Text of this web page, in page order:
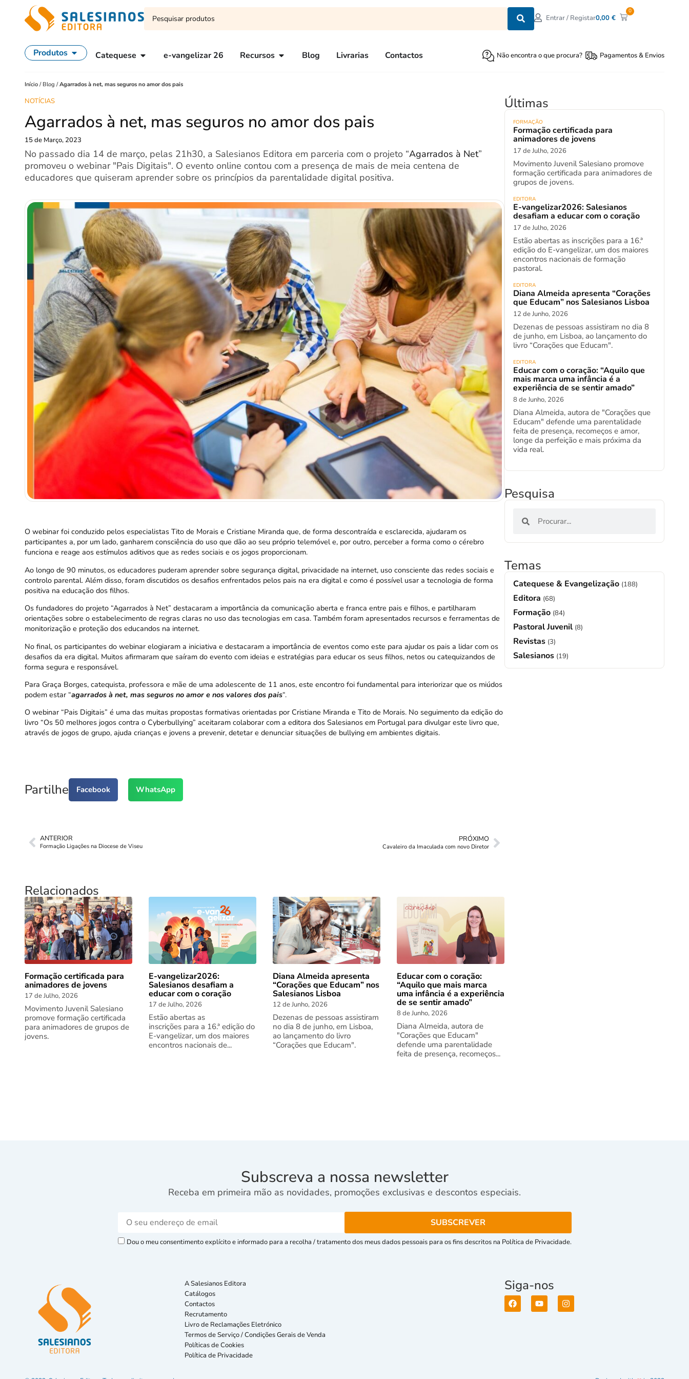
Entrar / Registar0,00€
0
Produtos Catequese e-vangelizar 26 Recursos Blog Livrarias Contactos Não encontra o que procura? Pagamentos & Envios
Início / Blog /Agarrados à net, mas seguros no amor dos pais
NOTÍCIAS
Agarrados à net, mas seguros no amor dos pais
15 de Março, 2023
No passado dia 14 de março, pelas 21h30, a Salesianos Editora em parceria com o projeto “Agarrados à Net”
promoveu o webinar "Pais Digitais". O evento online contou com a presença de mais de meia centena de
educadores que quiseram aprender sobre os princípios da parentalidade digital positiva.
O webinar foi conduzido pelos especialistas Tito de Morais e Cristiane Miranda que, de forma descontraída e esclarecida, ajudaram os
participantes a, por um lado, ganharem consciência do uso que dão ao seu próprio telemóvel e, por outro, perceber a forma como o cérebro
funciona e reage aos estímulos aditivos que as redes sociais e os jogos proporcionam.
Ao longo de 90 minutos, os educadores puderam aprender sobre segurança digital, privacidade na internet, uso consciente das redes sociais e
controlo parental. Além disso, foram discutidos os desafios enfrentados pelos pais na era digital e como é possível usar a tecnologia de forma
positiva na educação dos filhos.
Os fundadores do projeto “Agarrados à Net” destacaram a importância da comunicação aberta e franca entre pais e filhos, e partilharam
orientações sobre o estabelecimento de regras claras no uso das tecnologias em casa. Também foram apresentados recursos e ferramentas de
monitorização e proteção dos educandos na internet.
No final, os participantes do webinar elogiaram a iniciativa e destacaram a importância de eventos como este para ajudar os pais a lidar com os
desafios da era digital. Muitos afirmaram que saíram do evento com ideias e estratégias para educar os seus filhos, netos ou catequizandos de
forma segura e responsável.
Para Graça Borges, catequista, professora e mãe de uma adolescente de 11 anos, este encontro foi fundamental para interiorizar que os miúdos
podem estar “agarrados à net, mas seguros no amor e nos valores dos pais“.
O webinar “Pais Digitais” é uma das muitas propostas formativas orientadas por Cristiane Miranda e Tito de Morais. No seguimento da edição do
livro “Os 50 melhores jogos contra o Cyberbullying” aceitaram colaborar com a editora dos Salesianos em Portugalpara divulgar este livro que,
através de jogos de grupo, ajuda crianças e jovens a prevenir, detetar e denunciar situações de bullying em ambientes digitais.
Partilhe Facebook WhatsApp
ANTERIOR
Formação Ligações na Diocese de Viseu
PRÓXIMO
Cavaleiro da Imaculada com novo Diretor
Relacionados
Formação certificada para
animadores de jovens
17 de Julho, 2026
Movimento Juvenil Salesiano
promove formação certificada
para animadores de grupos de
jovens.
E-vangelizar2026:
Salesianos desafiam a
educar com o coração
17 de Julho, 2026
Estão abertas as
inscrições para a 16.ª edição do
E-vangelizar, um dos maiores
encontros nacionais de...
Diana Almeida apresenta
“Corações que Educam” nos
Salesianos Lisboa
12 de Junho, 2026
Dezenas de pessoas assistiram
no dia 8 de junho, em Lisboa,
ao lançamento do livro
“Corações que Educam".
Educar com o coração:
“Aquilo que mais marca
uma infância é a experiência
de se sentir amado”
8 de Junho, 2026
Diana Almeida, autora de
"Corações que Educam"
defende uma parentalidade
feita de presença, recomeços...
Últimas
FORMAÇÃO
Formação certificada para
animadores de jovens
17 de Julho, 2026
Movimento Juvenil Salesiano promove
formação certificada para animadores de
grupos de jovens.
EDITORA
E-vangelizar2026: Salesianos
desafiam a educar com o coração
17 de Julho, 2026
Estão abertas as inscrições para a 16.ª
edição do E-vangelizar, um dos maiores
encontros nacionais de formação
pastoral.
EDITORA
Diana Almeida apresenta “Corações
que Educam” nos Salesianos Lisboa
12 de Junho, 2026
Dezenas de pessoas assistiram no dia 8
de junho, em Lisboa, ao lançamento do
livro “Corações que Educam".
EDITORA
Educar com o coração: “Aquilo que
mais marca uma infância é a
experiência de se sentir amado”
8 de Junho, 2026
Diana Almeida, autora de "Corações que
Educam" defende uma parentalidade
feita de presença, recomeços e amor,
longe da perfeição e mais próxima da
vida real.
Pesquisa
Temas
Catequese & Evangelização (188)
Editora (68)
Formação (84)
Pastoral Juvenil (8)
Revistas (3)
Salesianos (19)
Subscreva a nossa newsletter
Receba em primeira mão as novidades, promoções exclusivas e descontos especiais.
Dou o meu consentimento explícito e informado para a recolha / tratamento dos meus dados pessoais para os fins descritos na Política de Privacidade.
A Salesianos Editora
Catálogos
Contactos
Recrutamento
Livro de Reclamações Eletrónico
Termos de Serviço / Condições Gerais de Venda
Políticas de Cookies
Política de Privacidade
Siga-nos